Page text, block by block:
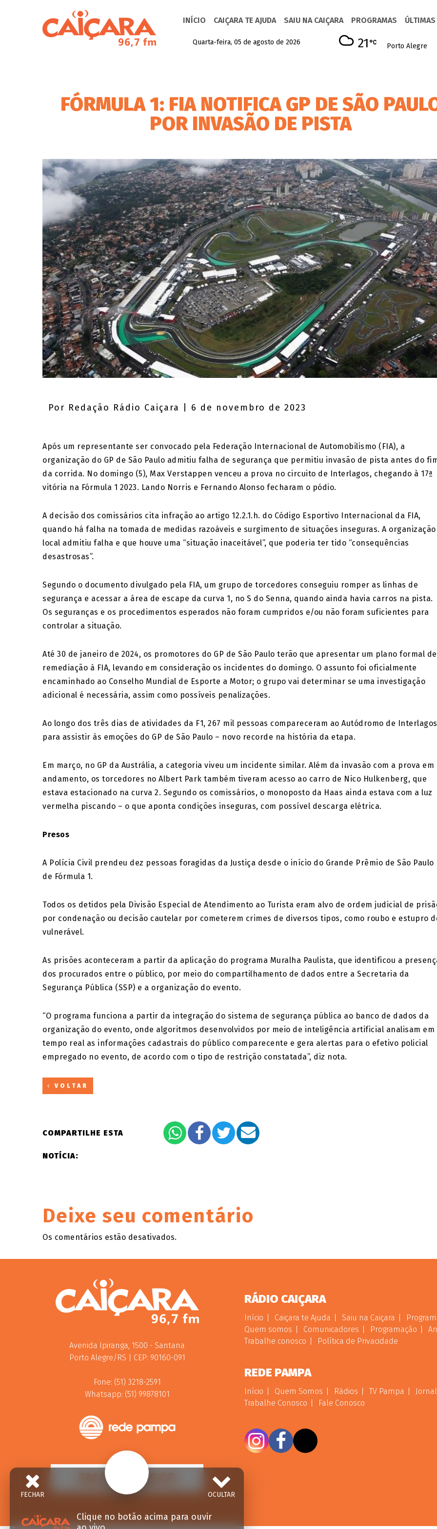
INÍCIO CAIÇARA TE AJUDA SAIU NA CAIÇARA PROGRAMAS
Quarta-feira, 05 de agosto de 2026 Porto Alegre
21
FÓRMULA 1: FIA NOTIFICA GP DE SÃO
POR INVASÃO DE PISTA
Por Redação Rádio Caiçara | 6 de novembro de 2023
Após um representante ser convocado pela Federação Internacional de Automobilismo (FIA), a
organização do GP de São Paulo admitiu falha de segurança que permitiu invasão de pista antes do
da corrida. No domingo (5), Max Verstappen venceu a prova no circuito de Interlagos, chegando à 17ª
vitória na Fórmula 1 2023. Lando Norris e Fernando Alonso fecharam o pódio.
A decisão dos comissários cita infração ao artigo 12.2.1.h. do Código Esportivo Internacional da FIA,
quando há falha na tomada de medidas razoáveis e surgimento de situações inseguras. A organização
local admitiu falha e que houve uma “situação inaceitável”, que poderia ter tido “consequências
desastrosas”.
Segundo o documento divulgado pela FIA, um grupo de torcedores conseguiu romper as linhas de
segurança e acessar a área de escape da curva 1, no S do Senna, quando ainda havia carros na pista.
Os seguranças e os procedimentos esperados não foram cumpridos e/ou não foram suficientes para
controlar a situação.
Até 30 de janeiro de 2024, os promotores do GP de São Paulo terão que apresentar um plano formal de
remediação à FIA, levando em consideração os incidentes do domingo. O assunto foi oficialmente
encaminhado ao Conselho Mundial de Esporte a Motor; o grupo vai determinar se uma investigação
adicional é necessária, assim como possíveis penalizações.
Ao longo dos três dias de atividades da F1, 267 mil pessoas compareceram ao Autódromo de Interlagos
para assistir às emoções do GP de São Paulo – novo recorde na história da etapa.
Em março, no GP da Austrália, a categoria viveu um incidente similar. Além da invasão com a prova em
andamento, os torcedores no Albert Park também tiveram acesso ao carro de Nico Hulkenberg, que
estava estacionado na curva 2. Segundo os comissários, o monoposto da Haas ainda estava com a luz
vermelha piscando – o que aponta condições inseguras, com possível descarga elétrica.
Presos
A Polícia Civil prendeu dez pessoas foragidas da Justiça desde o início do Grande Prêmio de São Paulo
de Fórmula 1.
Todos os detidos pela Divisão Especial de Atendimento ao Turista eram alvo de ordem judicial de
por condenação ou decisão cautelar por cometerem crimes de diversos tipos, como roubo e estupro
vulnerável.
As prisões aconteceram a partir da aplicação do programa Muralha Paulista, que identificou a
dos procurados entre o público, por meio do compartilhamento de dados entre a Secretaria da
Segurança Pública (SSP) e a organização do evento.
“O programa funciona a partir da integração do sistema de segurança pública ao banco de dados da
organização do evento, onde algoritmos desenvolvidos por meio de inteligência artificial analisam em
tempo real as informações cadastrais do público comparecente e gera alertas para o efetivo policial
empregado no evento, de acordo com o tipo de restrição constatada”, diz nota.
VOLTAR
COMPARTILHE ESTA
NOTÍCIA:
Deixe seu comentário
Os comentários estão desativados.
Avenida Ipiranga, 1500 - Santana
Porto Alegre/RS | CEP: 90160-091
Fone: (51) 3218-2591
Whatsapp: (51) 99878101
FALE CONOSCO
RÁDIO CAIÇARA
Início Caiçara te Ajuda Saiu na Caiçara
Quem somos
Comunicadores Programação
Trabalhe conosco
Política de Privacidade
REDE PAMPA
Início Quem Somos Rádios TV Pampa
Trabalhe Conosco
Fale Conosco
OCULTAR
FECHAR
Clique no botão acima para ouvir